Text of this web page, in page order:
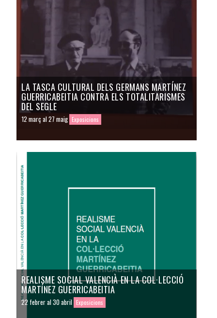
LA TASCA CULTURAL DELS GERMANS MARTÍNEZ
GUERRICABEITIA CONTRA ELS TOTALITARISMES
DEL SEGLE
12 març al 27 maig Exposicions
REALISME SOCIAL VALENCIÀ EN LA COL·LECCIÓ
MARTÍNEZ GUERRICABEITIA
22 febrer al 30 abril Exposicions